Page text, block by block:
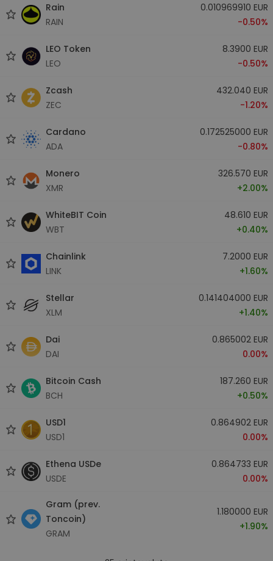
Rain
RAIN
0.010969910 EUR
-0.50%
LEO Token
LEO
8.3900 EUR
-0.50%
Zcash
ZEC
432.040 EUR
-1.20%
Cardano
ADA
0.172525000 EUR
-0.80%
Monero
XMR
326.570 EUR
+2.00%
WhiteBIT Coin
WBT
48.610 EUR
+0.40%
Chainlink
LINK
7.2000 EUR
+1.60%
Stellar
XLM
0.141404000 EUR
+1.40%
Dai
DAI
0.865002 EUR
0.00%
Bitcoin Cash
BCH
187.260 EUR
+0.50%
USD1
USD1
0.864902 EUR
0.00%
Ethena USDe
USDE
0.864733 EUR
0.00%
Gram (prev.
Toncoin)
GRAM
1.180000 EUR
+1.90%